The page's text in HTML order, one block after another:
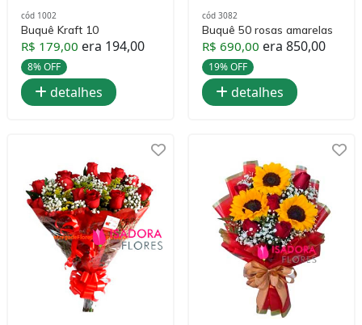
cód 1002
Buquê Kraft 10
R$ 179,00 era 194,00
8% OFF
detalhes
cód 3082
Buquê 50 rosas amarelas
R$ 690,00 era 850,00
19% OFF
detalhes